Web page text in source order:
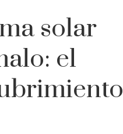
solar
el